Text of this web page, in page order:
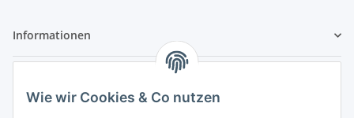
Wie wir Cookies & Co nutzen
Informationen